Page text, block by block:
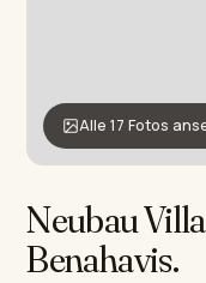
Alle 17 Fotos
Neubau
Benahavis.